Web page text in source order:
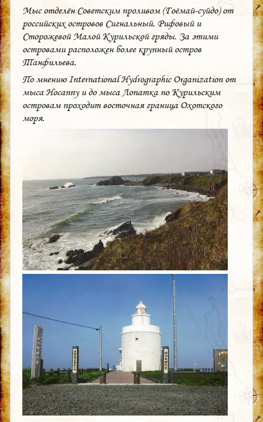
Мыс отделён Советским проливом (Гоёмай-суйдо) от
российских островов Сигнальный, Рифовый и
Сторожевой Малой Курильской гряды. За этими
островами расположен более крупный остров
Танфильева.
По мнению International Hydrographic Organization от
мыса Носаппу и до мыса Лопатка по Курильским
островам проходит восточная граница Охотского
моря.